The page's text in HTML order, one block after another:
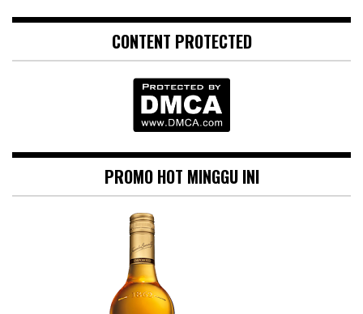
CONTENT PROTECTED
PROMO HOT MINGGU INI